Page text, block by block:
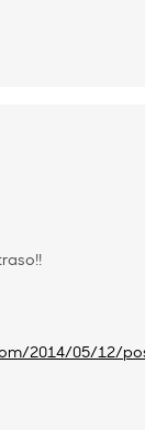
2014/05/12/